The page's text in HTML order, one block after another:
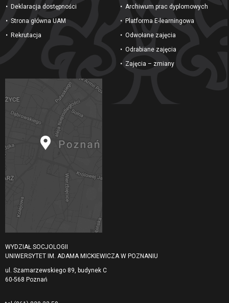
Deklaracja dostępności
Strona główna UAM
Rekrutacja
Archiwum prac dyplomowych
Platforma E-learningowa
Odwołane zajęcia
Odrabiane zajęcia
Zajęcia – zmiany
WYDZIAŁ SOCJOLOGII
UNIWERSYTET IM. ADAMA MICKIEWICZA W POZNANIU
ul. Szamarzewskiego 89, budynek C
60-568 Poznań